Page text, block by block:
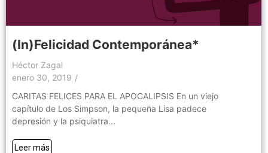
(In)Felicidad Contemporánea*
Héctor Zagal
enero 30, 2019 /
CARITAS FELICES PARA EL APOCALIPSIS En un viejo
capítulo de Los Simpson, la pequeña Lisa padece
depresión y la psiquiatra...
Leer más